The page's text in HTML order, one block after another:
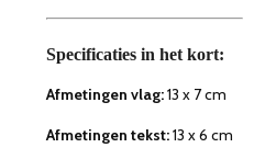
Specificaties in het kort:
Afmetingen vlag:13 x 7 cm
Afmetingen tekst:13 x 6 cm